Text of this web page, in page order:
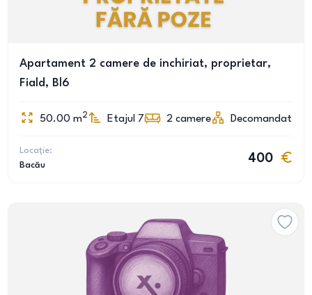
Apartament 2 camere de inchiriat, proprietar,
Fiald, Bl6
50.00 m2 Etajul 7 2 camere Decomandat
Locație:
Bacău
400